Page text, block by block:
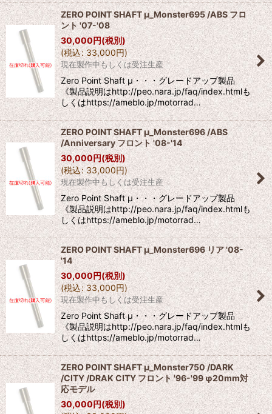
ZERO POINT SHAFT μ_Monster695 /ABS フロ
ント '07-'08
30,000円(税別)
(税込: 33,000円)
現在製作中もしくは受注生産
Zero Point Shaft μ・・・グレードアップ製品
《製品説明はhttp://peo.nara.jp/faq/index.htmlも
しくはhttps://ameblo.jp/motorrad…
ZERO POINT SHAFT μ_Monster696 /ABS
/Anniversary フロント '08-'14
30,000円(税別)
(税込: 33,000円)
現在製作中もしくは受注生産
Zero Point Shaft μ・・・グレードアップ製品
《製品説明はhttp://peo.nara.jp/faq/index.htmlも
しくはhttps://ameblo.jp/motorrad…
ZERO POINT SHAFT μ_Monster696 リア '08-
'14
30,000円(税別)
(税込: 33,000円)
現在製作中もしくは受注生産
Zero Point Shaft μ・・・グレードアップ製品
《製品説明はhttp://peo.nara.jp/faq/index.htmlも
しくはhttps://ameblo.jp/motorrad…
ZERO POINT SHAFT μ_Monster750 /DARK
/CITY /DRAK CITY フロント '96-'99 φ20mm対
応モデル
30,000円(税別)